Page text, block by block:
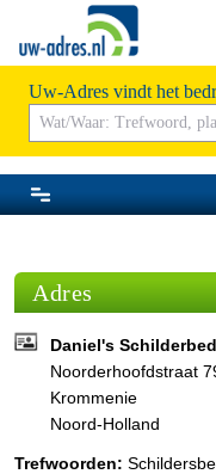
Uw-Adres vindt het
Adres
Daniel's
Noorderhoofdstraat
Krommenie
Noord-Holland
Trefwoorden: